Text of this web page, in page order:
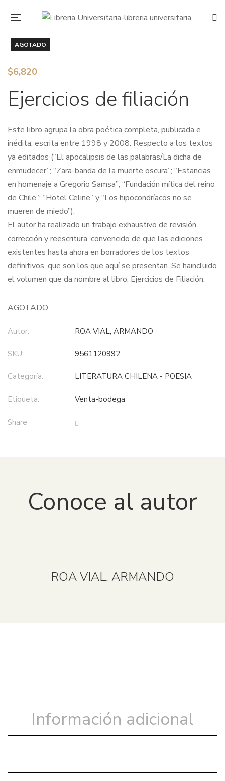
AGOTADO
$6,820
Ejercicios de filiación
Este libro agrupa la obra poética completa, publicada e
inédita, escrita entre 1998 y 2008. Respecto a los textos
ya editados (“El apocalipsis de las palabras/La dicha de
enmudecer”; “Zara-banda de la muerte oscura”; “Estancias
en homenaje a Gregorio Samsa”; “Fundación mítica del reino
de Chile”; “Hotel Celine” y “Los hipocondríacos no se
mueren de miedo”).
El autor ha realizado un trabajo exhaustivo de revisión,
corrección y reescritura, convencido de que las ediciones
existentes hasta ahora en borradores de los textos
definitivos, que son los que aquí se presentan. Se haincluido
el volumen que da nombre al libro, Ejercicios de Filiación.
AGOTADO
Autor: ROA VIAL, ARMANDO
SKU: 9561120992
Categoría: LITERATURA CHILENA - POESIA
Etiqueta: Venta-bodega
Share
Conoce al autor
ROA VIAL, ARMANDO
Información adicional